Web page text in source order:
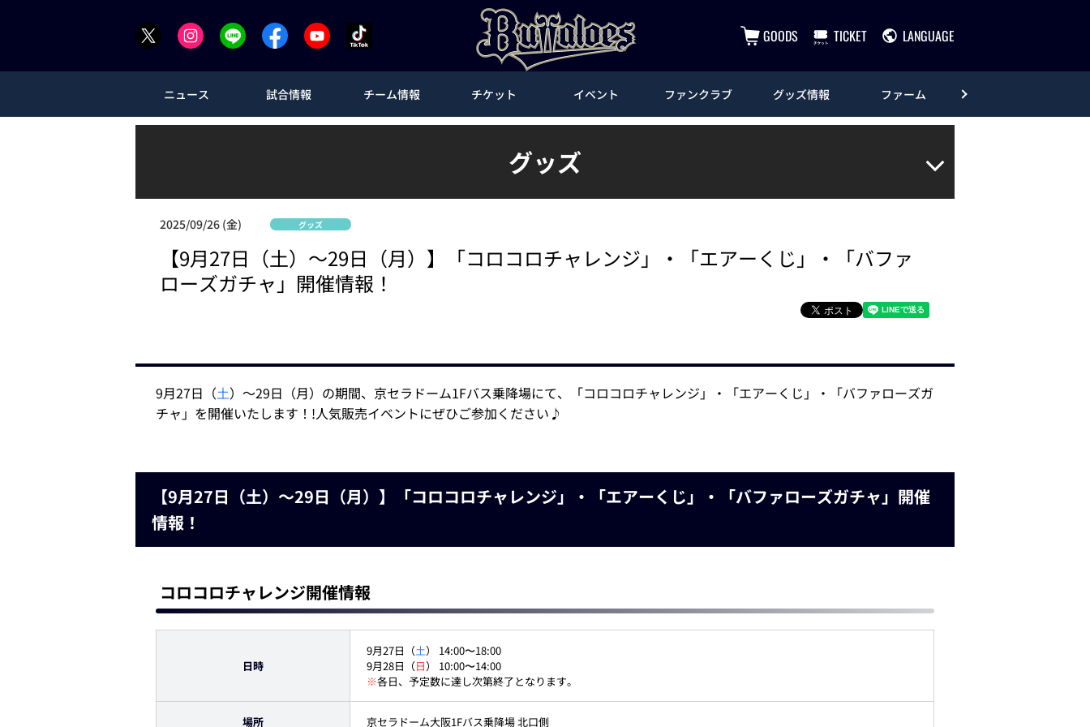
GOODS TICKET LANGUAGE
ニュース 試合情報 チーム情報 チケット イベント ファンクラブ グッズ情報 ファーム
グッズ
2025/09/26 (金) グッズ
【9月27日（土）～29日（月）】「コロコロチャレンジ」・「エアーくじ」・「バファ
ローズガチャ」開催情報！
9月27日（土）～29日（月）の期間、京セラドーム1Fバス乗降場にて、「コロコロチャレンジ」・「エアーくじ」・「バファローズガ
チャ」を開催いたします！!人気販売イベントにぜひご参加ください♪
【9月27日（土）～29日（月）】「コロコロチャレンジ」・「エアーくじ」・「バファローズガチャ」開催
情報！
コロコロチャレンジ開催情報
日時
9月27日（土） 14:00〜18:00
9月28日（日） 10:00〜14:00
※各日、予定数に達し次第終了となります。
場所 京セラドーム大阪1Fバス乗降場 北口側